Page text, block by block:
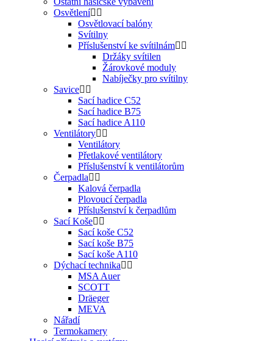
Osvětlení
Osvětlovací balóny
Svítilny
Příslušenství ke svítilnám
Držáky svítilen
Žárovkové moduly
Nabíječky pro svítilny
Savice
Sací hadice C52
Sací hadice B75
Sací hadice A110
Ventilátory
Ventilátory
Přetlakové ventilátory
Příslušenství k ventilátorům
Čerpadla
Kalová čerpadla
Plovoucí čerpadla
Příslušenství k čerpadlům
Sací Koše
Sací koše C52
Sací koše B75
Sací koše A110
Dýchací technika
MSA Auer
SCOTT
Dräeger
MEVA
Nářadí
Termokamery